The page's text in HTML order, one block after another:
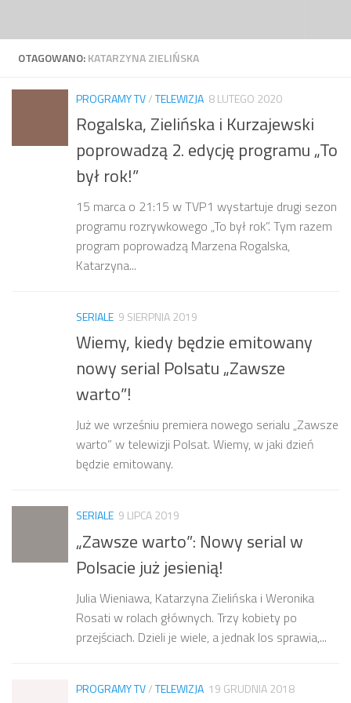
OTAGOWANO:KATARZYNA ZIELIŃSKA
PROGRAMY TV/TELEWIZJA 8 LUTEGO 2020
Rogalska, Zielińska i Kurzajewski
poprowadzą 2. edycję programu „To
był rok!”
15 marca o 21:15 w TVP1 wystartuje drugi sezon
programu rozrywkowego „To był rok”. Tym razem
program poprowadzą Marzena Rogalska,
Katarzyna...
SERIALE 9 SIERPNIA 2019
Wiemy, kiedy będzie emitowany
nowy serial Polsatu „Zawsze
warto”!
Już we wrześniu premiera nowego serialu „Zawsze
warto” w telewizji Polsat. Wiemy, w jaki dzień
będzie emitowany.
SERIALE 9 LIPCA 2019
„Zawsze warto”: Nowy serial w
Polsacie już jesienią!
Julia Wieniawa, Katarzyna Zielińska i Weronika
Rosati w rolach głównych. Trzy kobiety po
przejściach. Dzieli je wiele, a jednak los sprawia,...
PROGRAMY TV/TELEWIZJA 19 GRUDNIA 2018